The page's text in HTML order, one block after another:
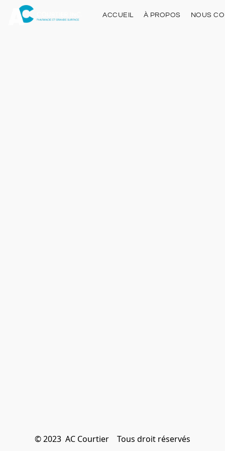
ACCUEIL À PROPOS NOUS
© 2023  AC Courtier    Tous droit réservés